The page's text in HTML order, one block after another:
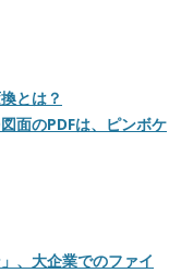
とは？
面のPDFは、ピンボケ
、大企業でのファイ